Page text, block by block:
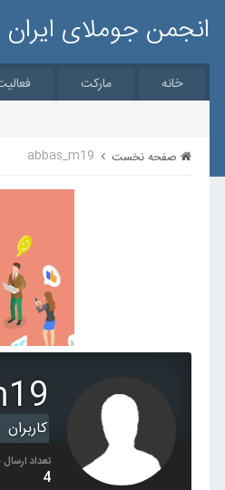
انجمن جوملای
خانه مارکت
صفحه نخست abbas_m19
کاربران
تعداد
4